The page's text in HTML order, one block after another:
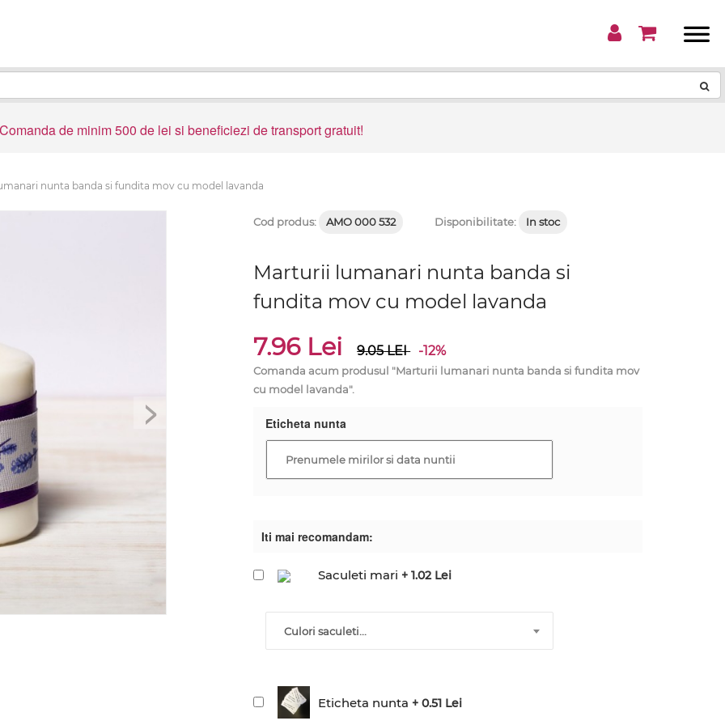
Comanda de minim 500 de lei si beneficiezi de transport gratuit!
nunta banda si fundita mov cu model lavanda
>
Cod produs: AMO 000 532 Disponibilitate: In stoc
Marturii lumanari nunta banda si
fundita mov cu model lavanda
7.96 Lei 9.05LEI -12%
Comanda acum produsul "Marturii lumanari nunta banda si fundita mov
cu model lavanda".
Eticheta nunta
Iti mai recomandam:
Saculeti mari + 1.02 Lei
Culori saculeti...
Eticheta nunta + 0.51 Lei